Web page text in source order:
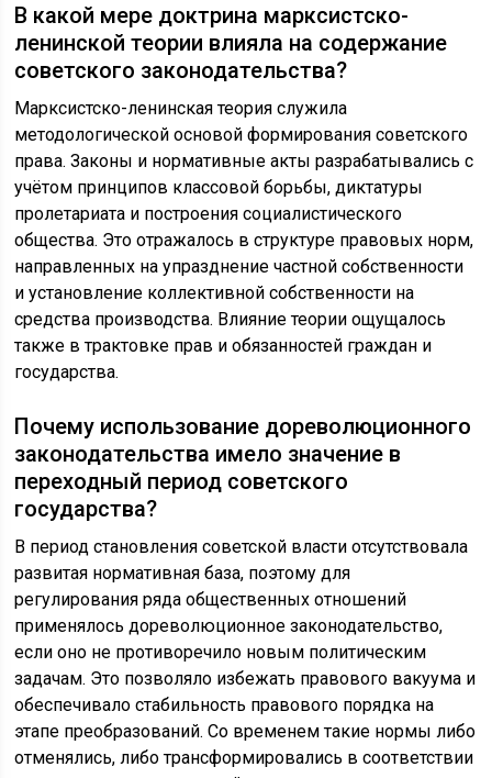
В какой мере доктрина марксистско-
ленинской теории влияла на содержание
советского законодательства?
Марксистско-ленинская теория служила
методологической основой формирования советского
права. Законы и нормативные акты разрабатывались с
учётом принципов классовой борьбы, диктатуры
пролетариата и построения социалистического
общества. Это отражалось в структуре правовых норм,
направленных на упразднение частной собственности
и установление коллективной собственности на
средства производства. Влияние теории ощущалось
также в трактовке прав и обязанностей граждан и
государства.
Почему использование дореволюционного
законодательства имело значение в
переходный период советского
государства?
В период становления советской власти отсутствовала
развитая нормативная база, поэтому для
регулирования ряда общественных отношений
применялось дореволюционное законодательство,
если оно не противоречило новым политическим
задачам. Это позволяло избежать правового вакуума и
обеспечивало стабильность правового порядка на
этапе преобразований. Со временем такие нормы либо
отменялись, либо трансформировались в соответствии